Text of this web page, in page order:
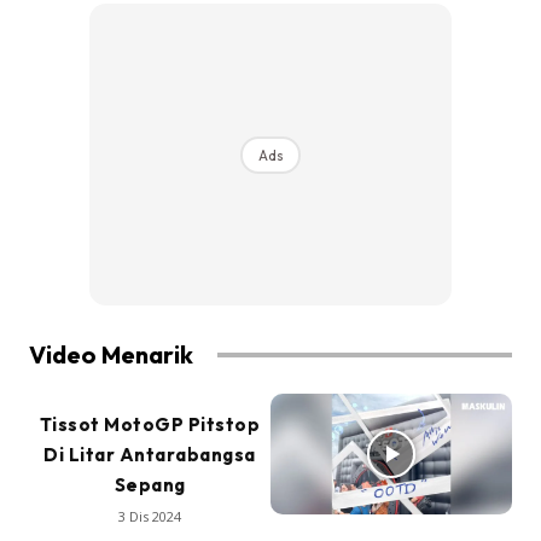
Ads
Video Menarik
Tissot MotoGP Pitstop
Di Litar Antarabangsa
Sepang
3 Dis 2024